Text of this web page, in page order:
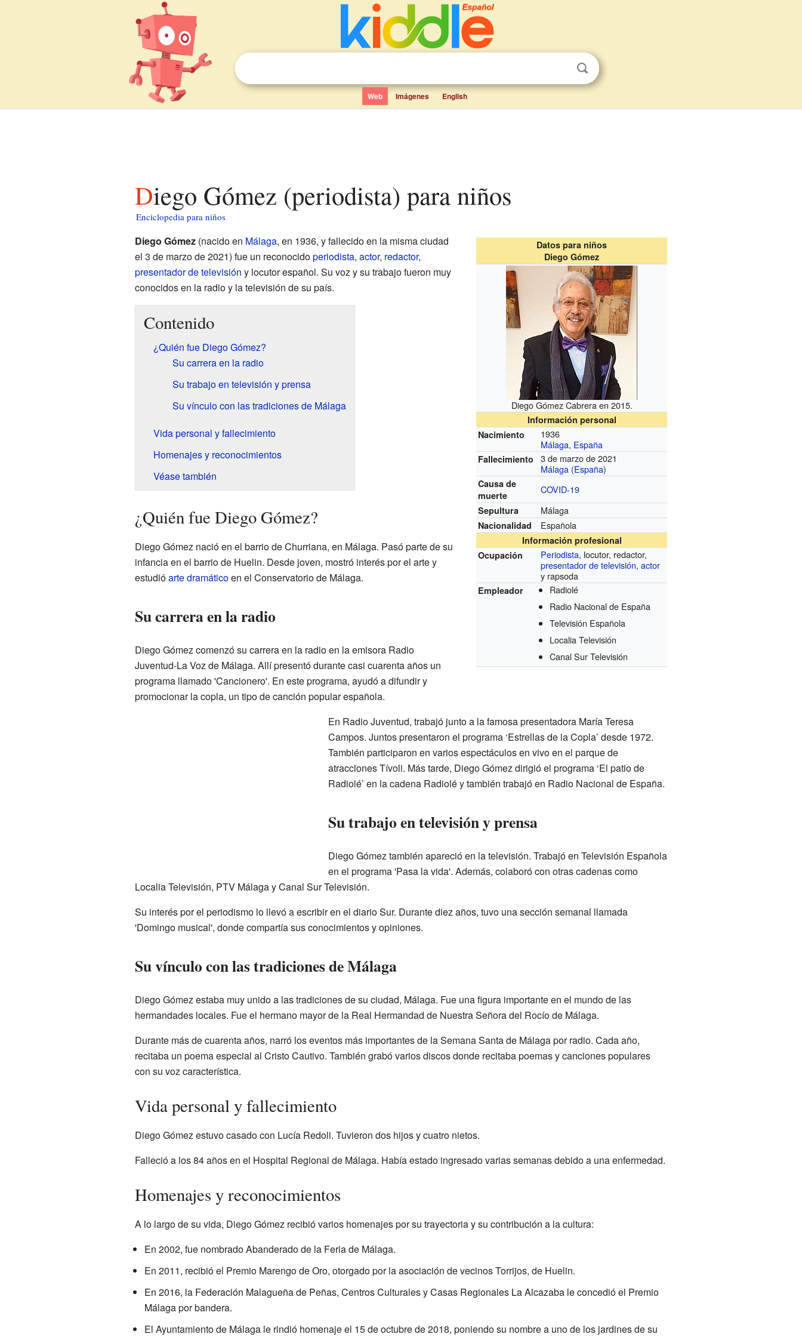
Web Imágenes English
Diego Gómez (periodista) para niños
Enciclopedia para niños
Datos para niños
Diego Gómez
Diego Gómez Cabrera en 2015.
Información personal
Nacimiento
1936
Málaga, España
Fallecimiento
3 de marzo de 2021
Málaga (España)
Causa de
muerte
COVID-19
Sepultura Málaga
Nacionalidad Española
Información profesional
Ocupación
Periodista, locutor, redactor,
presentador de televisión,actor
y rapsoda
Empleador
Radiolé
Radio Nacional de España
Televisión Española
Localia Televisión
Canal Sur Televisión
Diego Gómez(nacido en Málaga, en 1936, y fallecido en la misma ciudad
el 3 de marzo de 2021) fue un reconocidoperiodista, actor, redactor,
presentador de televisión y locutor español. Su voz y su trabajo fueron muy
conocidos en la radio y la televisión de su país.
Contenido
¿Quién fue Diego Gómez?
Su carrera en la radio
Su trabajo en televisión y prensa
Su vínculo con las tradiciones de Málaga
Vida personal y fallecimiento
Homenajes y reconocimientos
Véase también
¿Quién fue Diego Gómez?
Diego Gómez nació en el barrio de Churriana, en Málaga. Pasó parte de su
infancia en el barrio de Huelin. Desde joven, mostró interés por el arte y
estudióarte dramáticoen el Conservatorio de Málaga.
Su carrera en la radio
Diego Gómez comenzó su carrera en la radio en la emisora Radio
Juventud-La Voz de Málaga. Allí presentó durante casi cuarenta años un
programa llamado 'Cancionero'. En este programa, ayudó a difundir y
promocionar la copla, un tipo de canción popular española.
En Radio Juventud, trabajó junto a la famosa presentadora María Teresa
Campos. Juntos presentaron el programa ‘Estrellas de la Copla’ desde 1972.
También participaron en varios espectáculos en vivo en el parque de
atracciones Tívoli. Más tarde, Diego Gómez dirigió el programa ‘El patio de
Radiolé’ en la cadena Radiolé y también trabajó en Radio Nacional de España.
Su trabajo en televisión y prensa
Diego Gómez también apareció en la televisión. Trabajó en Televisión Española
en el programa 'Pasa la vida'. Además, colaboró con otras cadenas como
Localia Televisión, PTV Málaga y Canal Sur Televisión.
Su interés por el periodismo lo llevó a escribir en el diario Sur. Durante diez años, tuvo una sección semanal llamada
'Domingo musical', donde compartía sus conocimientos y opiniones.
Su vínculo con las tradiciones de Málaga
Diego Gómez estaba muy unido a las tradiciones de su ciudad, Málaga. Fue una figura importante en el mundo de las
hermandades locales. Fue el hermano mayor de la Real Hermandad de Nuestra Señora del Rocío de Málaga.
Durante más de cuarenta años, narró los eventos más importantes de la Semana Santa de Málaga por radio. Cada año,
recitaba un poema especial al Cristo Cautivo. También grabó varios discos donde recitaba poemas y canciones populares
con su voz característica.
Vida personal y fallecimiento
Diego Gómez estuvo casado con Lucía Redoli. Tuvieron dos hijos y cuatro nietos.
Falleció a los 84 años en el Hospital Regional de Málaga. Había estado ingresado varias semanas debido a una enfermedad.
Homenajes y reconocimientos
A lo largo de su vida, Diego Gómez recibió varios homenajes por su trayectoria y su contribución a la cultura:
En 2002, fue nombrado Abanderado de la Feria de Málaga.
En 2011, recibió el Premio Marengo de Oro, otorgado por la asociación de vecinos Torrijos, de Huelin.
En 2016, la Federación Malagueña de Peñas, Centros Culturales y Casas Regionales La Alcazaba le concedió el Premio
Málaga por bandera.
El Ayuntamiento de Málaga le rindió homenaje el 15 de octubre de 2018, poniendo su nombre a uno de los jardines de su